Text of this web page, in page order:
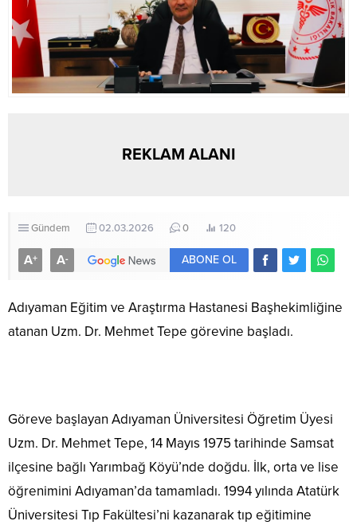
REKLAM ALANI
Gündem 02.03.2026 0 120
A+ A- ABONE OL
Adıyaman Eğitim ve Araştırma Hastanesi Başhekimliğine
atanan Uzm. Dr. Mehmet Tepe görevine başladı.
Göreve başlayan Adıyaman Üniversitesi Öğretim Üyesi
Uzm. Dr. Mehmet Tepe, 14 Mayıs 1975 tarihinde Samsat
ilçesine bağlı Yarımbağ Köyü’nde doğdu. İlk, orta ve lise
öğrenimini Adıyaman’da tamamladı. 1994 yılında Atatürk
Üniversitesi Tıp Fakültesi’ni kazanarak tıp eğitimine